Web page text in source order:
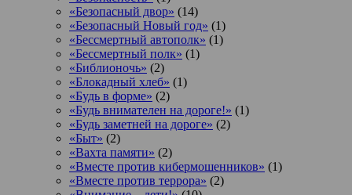
«Безопасный двор» (14)
«Безопасный Новый год» (1)
«Бессмертный автополк» (1)
«Бессмертный полк» (1)
«Библионочь» (2)
«Блокадный хлеб» (1)
«Будь в форме» (2)
«Будь внимателен на дороге!» (1)
«Будь заметней на дороге» (2)
«Быт» (2)
«Вахта памяти» (2)
«Вместе против кибермошенников» (1)
«Вместе против террора» (2)